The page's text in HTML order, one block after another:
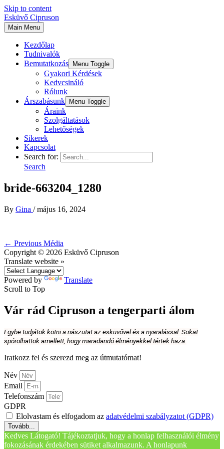
Skip to content
Esküvő Cipruson
Main Menu
Kezdőlap
Tudnivalók
Bemutatkozás
Menu Toggle
Gyakori Kérdések
Kedvcsináló
Rólunk
Árszabásunk
Menu Toggle
Áraink
Szolgáltatások
Lehetőségek
Sikerek
Kapcsolat
Search for:
Search
bride-663204_1280
By Gina /május 16, 2024
← Previous Média
Copyright © 2026 Esküvő Cipruson
Translate website »
Powered by
Translate
Scroll to Top
Vár rád Cipruson a tengerparti álom
Egybe tudjátok kötni a nászutat az esküvővel és a nyaralással. Sokat
spórolhattok amellett, hogy maradandó élményekkel tértek haza.
Iratkozz fel és szerezd meg az útmutatómat!
Név
Email
Telefonszám
GDPR
Elolvastam és elfogadom az adatvédelmi szabályzatot (GDPR)
Tovább...
Kedves Látogató! Tájékoztatjuk, hogy a honlap felhasználói élmény
fokozásának érdekében sütiket alkalmazunk. A honlapunk